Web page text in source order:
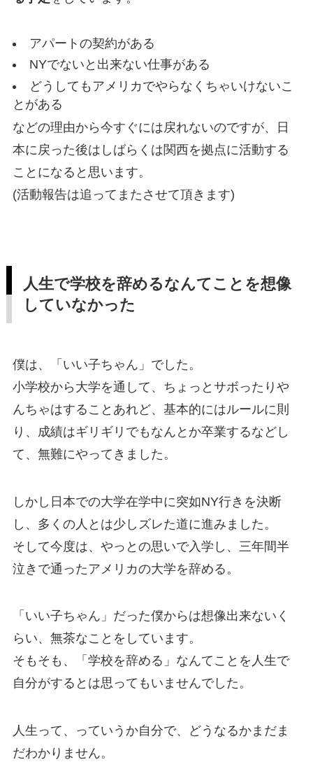
アパートの契約がある
NYでないと出来ない仕事がある
どうしてもアメリカでやらなくちゃいけないこ
とがある
などの理由から今すぐには戻れないのですが、日
本に戻った後はしばらくは関西を拠点に活動する
ことになると思います。
(活動報告は追ってまたさせて頂きます)
人生で学校を辞めるなんてことを想像
していなかった
僕は、「いい子ちゃん」でした。
小学校から大学を通して、ちょっとサボったりや
んちゃはすることあれど、基本的にはルールに則
り、成績はギリギリでもなんとか卒業するなどし
て、無難にやってきました。
しかし日本での大学在学中に突如NY行きを決断
し、多くの人とは少しズレた道に進みました。
そして今度は、やっとの思いで入学し、三年間半
泣きで通ったアメリカの大学を辞める。
「いい子ちゃん」だった僕からは想像出来ないく
らい、無茶なことをしています。
そもそも、「学校を辞める」なんてことを人生で
自分がするとは思ってもいませんでした。
人生って、っていうか自分で、どうなるかまだま
だわかりません。